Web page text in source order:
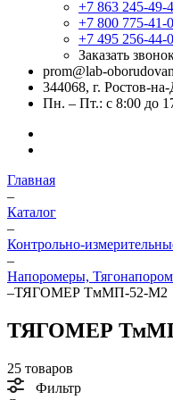
+7 863 245-49-
+7 800 775-41-
+7 495 256-44-
Заказать
prom@lab-
344068, г. Ростов-
Пн. – Пт.: с 8:00 до
Главная
–
Каталог
–
Контрольно-
–
Напоромеры,
–ТЯГОМЕР ТмМП-52-М2
ТЯГОМЕР
25 товаров
Фильтр